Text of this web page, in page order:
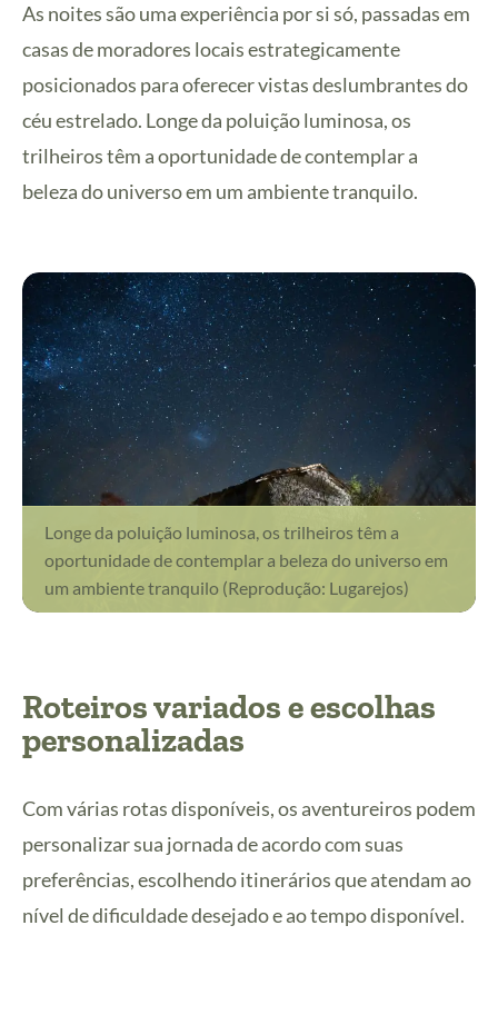
As noites são uma experiência por si só, passadas em
casas de moradores locais estrategicamente
posicionados para oferecer vistas deslumbrantes do
céu estrelado. Longe da poluição luminosa, os
trilheiros têm a oportunidade de contemplar a
beleza do universo em um ambiente tranquilo.
Longe da poluição luminosa, os trilheiros têm a
oportunidade de contemplar a beleza do universo em
um ambiente tranquilo (Reprodução: Lugarejos)
Roteiros variados e escolhas
personalizadas
Com várias rotas disponíveis, os aventureiros podem
personalizar sua jornada de acordo com suas
preferências, escolhendo itinerários que atendam ao
nível de dificuldade desejado e ao tempo disponível.